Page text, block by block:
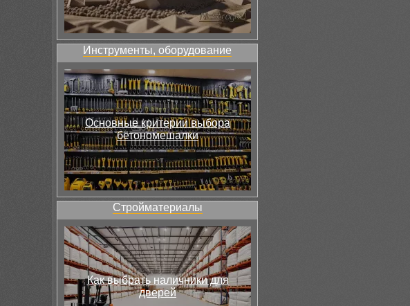
Инструменты, оборудование
Основные критерии выбора
бетономешалки
Стройматериалы
Как выбрать наличники для
дверей